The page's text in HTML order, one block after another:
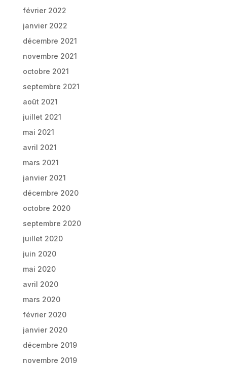
février 2022
janvier 2022
décembre 2021
novembre 2021
octobre 2021
septembre 2021
août 2021
juillet 2021
mai 2021
avril 2021
mars 2021
janvier 2021
décembre 2020
octobre 2020
septembre 2020
juillet 2020
juin 2020
mai 2020
avril 2020
mars 2020
février 2020
janvier 2020
décembre 2019
novembre 2019